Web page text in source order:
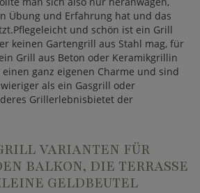
Übung und Erfahrung hat und das
und schön ist ein Grill
keinen Gartengrill aus Stahl mag, für
Grill aus Beton oder Keramikgrillin
einen ganz eigenen Charme und sind
als ein Gasgrill oder
Grillerlebnisbietet der
VARIANTEN FÜR
BALKON, DIE TERRASSE
GELDBEUTEL